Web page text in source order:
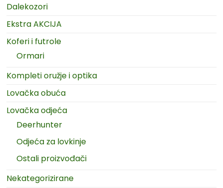
Dalekozori
Ekstra AKCIJA
Koferi i futrole
Ormari
Kompleti oružje i optika
Lovačka obuća
Lovačka odjeća
Deerhunter
Odjeća za lovkinje
Ostali proizvođači
Nekategorizirane